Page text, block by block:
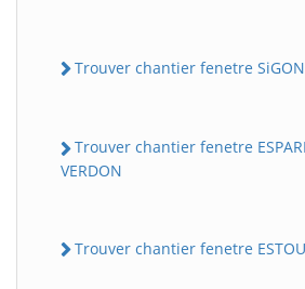
Trouver chantier fenetre
Trouver chantier fenetre
VERDON
Trouver chantier fenetre